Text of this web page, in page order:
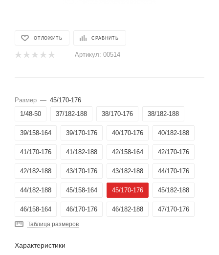
ОТЛОЖИТЬ СРАВНИТЬ
Артикул: 00514
Размер — 45/170-176
1/48-50
37/182-188 38/170-176 38/182-188
39/158-164 39/170-176 40/170-176 40/182-188
41/170-176 41/182-188 42/158-164 42/170-176
42/182-188 43/170-176 43/182-188 44/170-176
44/182-188 45/158-164 45/170-176 45/182-188
46/158-164 46/170-176 46/182-188 47/170-176
47/182-188 48/170-176
44-46/158-164
Таблица размеров
Характеристики